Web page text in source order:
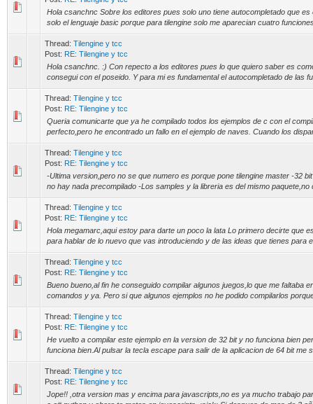
Hola csanchnc Sobre los editores pues solo uno tiene autocompletado que
solo el lenguaje basic porque para tilengine solo me aparecian cuatro
Thread: Tilengine y tcc
Post: RE: Tilengine y tcc
Hola csanchnc. :) Con repecto a los editores pues lo que quiero saber es
consegui con el poseido. Y para mi es fundamental el autocompletado de las
Thread: Tilengine y tcc
Post: RE: Tilengine y tcc
Queria comunicarte que ya he compilado todos los ejemplos de c con el
perfecto,pero he encontrado un fallo en el ejemplo de naves. Cuando los
Thread: Tilengine y tcc
Post: RE: Tilengine y tcc
-Ultima version,pero no se que numero es porque pone tilengine master -32
no hay nada precompilado -Los samples y la libreria es del mismo paquete,no
Thread: Tilengine y tcc
Post: RE: Tilengine y tcc
Hola megamarc,aqui estoy para darte un poco la lata Lo primero decirte que
para hablar de lo nuevo que vas introduciendo y de las ideas que tienes para
Thread: Tilengine y tcc
Post: RE: Tilengine y tcc
Bueno bueno,al fin he conseguido compilar algunos juegos,lo que me faltaba
comandos y ya. Pero si que algunos ejemplos no he podido compilarlos
Thread: Tilengine y tcc
Post: RE: Tilengine y tcc
He vuelto a compilar este ejemplo en la version de 32 bit y no funciona bien
funciona bien.Al pulsar la tecla escape para salir de la aplicacion de 64 bit me
Thread: Tilengine y tcc
Post: RE: Tilengine y tcc
Jope!! ,otra version mas y encima para javascripts,no es ya mucho trabajo